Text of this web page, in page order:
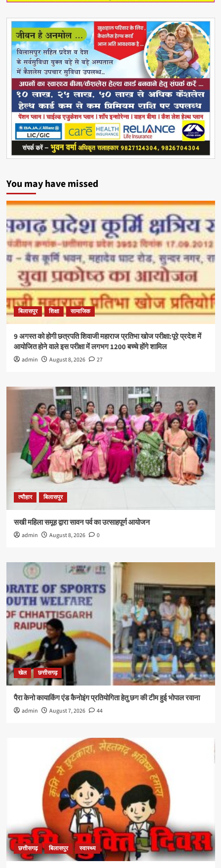
You may have missed
बिलासपुर शिक्षा सामाजिक
9 अगस्त को होगी छत्रपति शिवाजी महाराज प्रतिभा खोज परीक्षा:पूरे प्रदेश में
आयोजित होने वाले इस परीक्षा में लगभग 1200 बच्चे होंगे शामिल
admin August 8, 2026 27
त्यौहार बिलासपुर
सखी महिला समूह द्वारा सावन पर्व का उत्साहपूर्ण आयोजन
admin August 8, 2026 0
खेल छत्तीसगढ़
पैरा केनो कायाकिंग एंड कैनोइंग प्रतियोगिता हेतु छग की टीम हुई भोपाल रवाना
admin August 7, 2026 44
छत्तीसगढ़ बिलासपुर स्वास्थ्य